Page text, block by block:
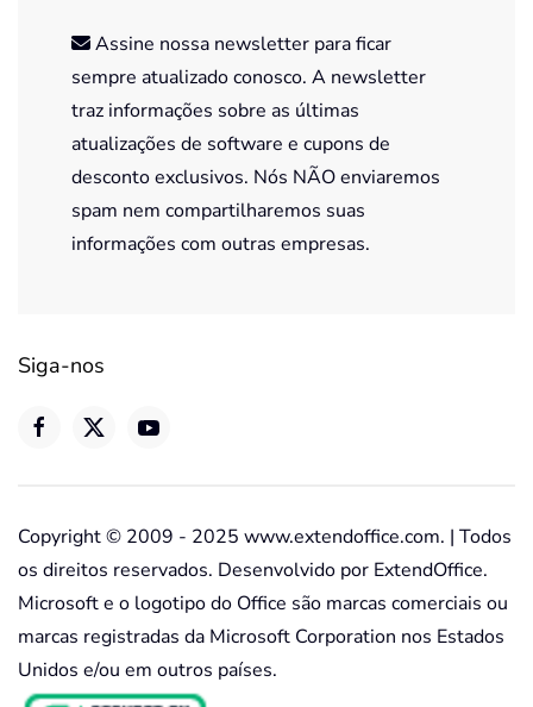
Assine nossa newsletter para ficar
sempre atualizado conosco. A newsletter
traz informações sobre as últimas
atualizações de software e cupons de
desconto exclusivos. Nós NÃO enviaremos
spam nem compartilharemos suas
informações com outras empresas.
Siga-nos
Copyright © 2009 - 2025 www.extendoffice.com. | Todos
os direitos reservados. Desenvolvido por ExtendOffice.
Microsoft e o logotipo do Office são marcas comerciais ou
marcas registradas da Microsoft Corporation nos Estados
Unidos e/ou em outros países.